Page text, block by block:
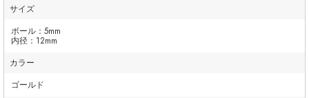
サイズ
ボール：5mm
内径：12mm
カラー
ゴールド